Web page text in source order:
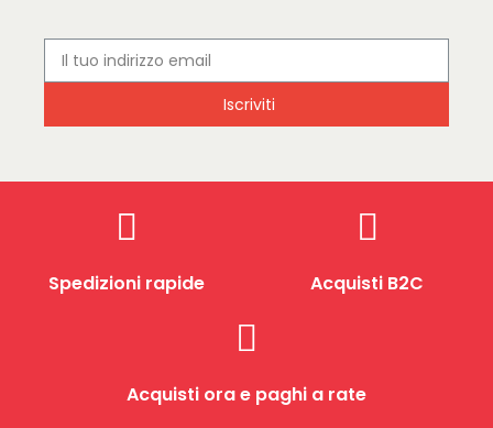
Iscriviti
Spedizioni rapide Acquisti B2C
Acquisti ora e paghi a rate